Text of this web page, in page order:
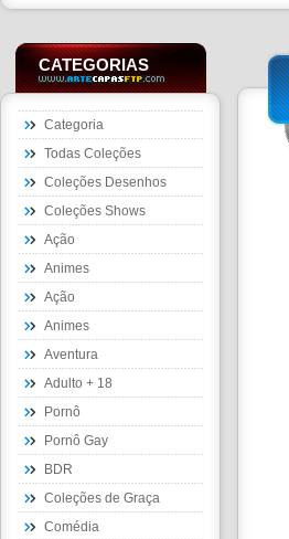
CATEGORIAS
Categoria
Todas Coleções
Coleções Desenhos
Coleções Shows
Ação
Animes
Ação
Animes
Aventura
Adulto + 18
Pornô
Pornô Gay
BDR
Coleções de Graça
Comédia